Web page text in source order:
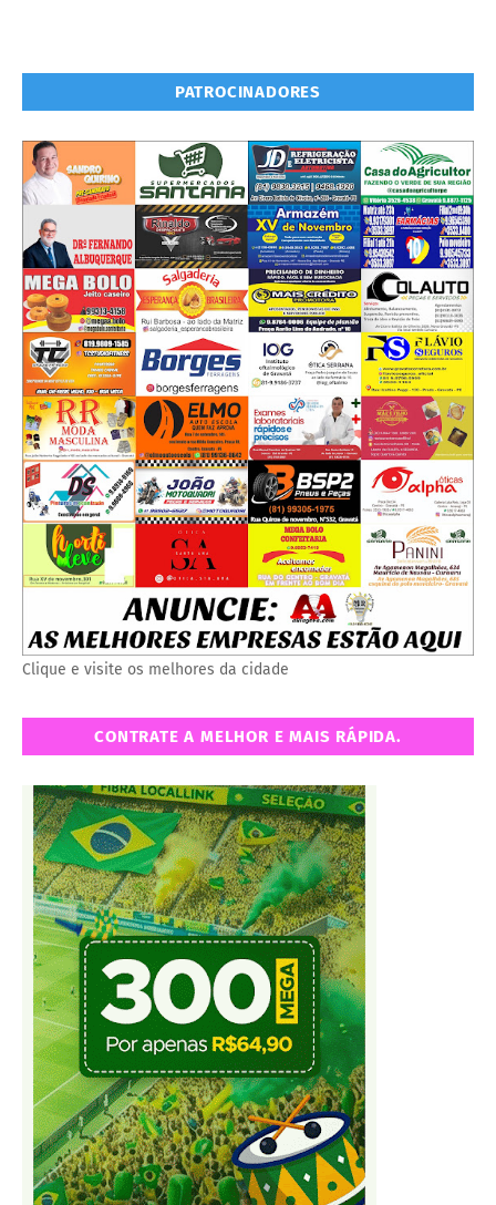
PATROCINADORES
Clique e visite os melhores da cidade
CONTRATE A MELHOR E MAIS RÁPIDA.